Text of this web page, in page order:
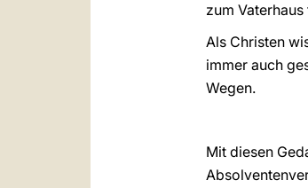
zum
Als Christen
immer auch
Wegen.
Mit diesen